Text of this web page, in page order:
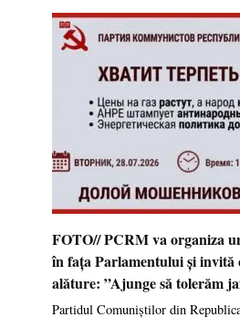
FOTO// PCRM va organiza
în fața Parlamentului și invită
alăture: ”Ajunge să tolerăm
Partidul Comuniștilor din